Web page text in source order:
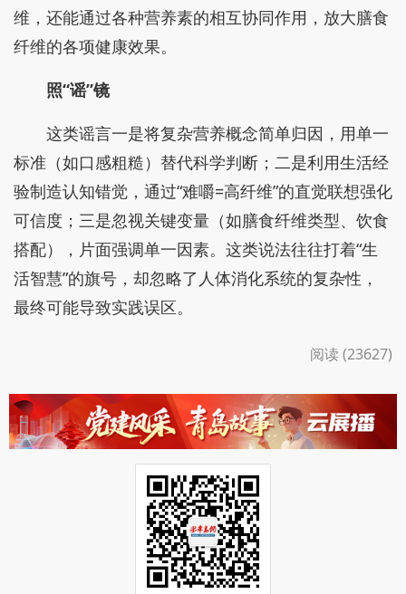
维，还能通过各种营养素的相互协同作用，放大膳食
纤维的各项健康效果。
照“谣”镜
这类谣言一是将复杂营养概念简单归因，用单一
标准（如口感粗糙）替代科学判断；二是利用生活经
验制造认知错觉，通过“难嚼=高纤维”的直觉联想强化
可信度；三是忽视关键变量（如膳食纤维类型、饮食
搭配），片面强调单一因素。这类说法往往打着“生
活智慧”的旗号，却忽略了人体消化系统的复杂性，
最终可能导致实践误区。
阅读 (23627)